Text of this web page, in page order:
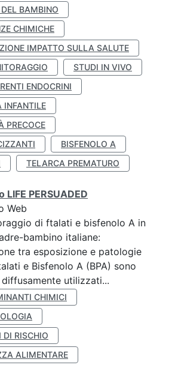
BAMBINO
CHIMICHE
IMPATTO SULLA SALUTE
STUDI IN VIVO
ENDOCRINI
INFANTILE
PRECOCE
BISFENOLO A
TELARCA PREMATURO
LIFE PERSUADED
Web
di ftalati e bisfenolo A in
bambino italiane:
tra esposizione e patologie
e Bisfenolo A (BPA) sono
utilizzati...
CHIMICI
DI RISCHIO
ALIMENTARE